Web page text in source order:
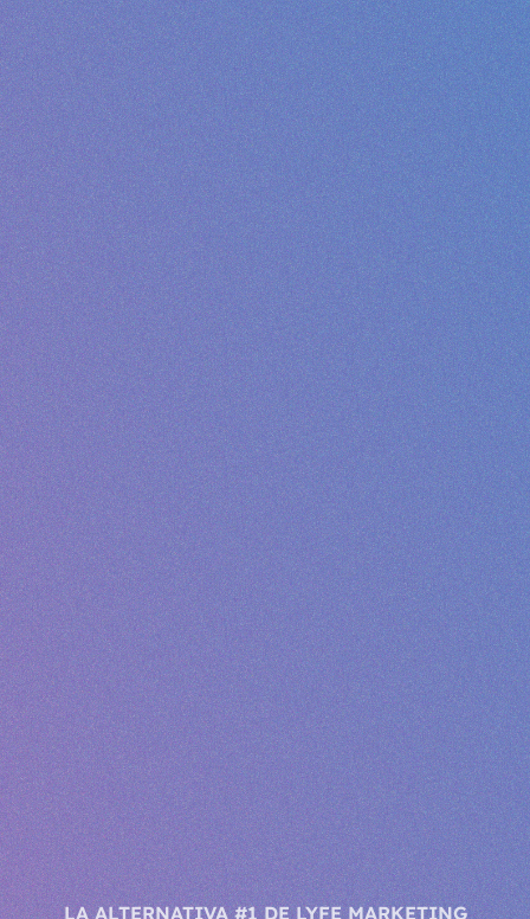
LA ALTERNATIVA #1 DE LYFE MARKETING